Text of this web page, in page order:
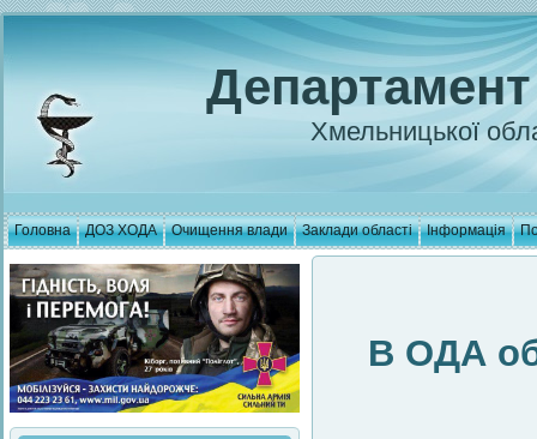
Хмельницької
Головна ДОЗ ХОДА Очищення влади Заклади області Інформація
В ОДА